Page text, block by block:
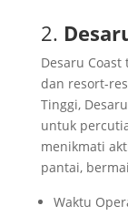
24.
25.
Soalan
Johor
2.
Desaru
dan resort-
Tinggi,
untuk
menikmati
pantai,
Waktu